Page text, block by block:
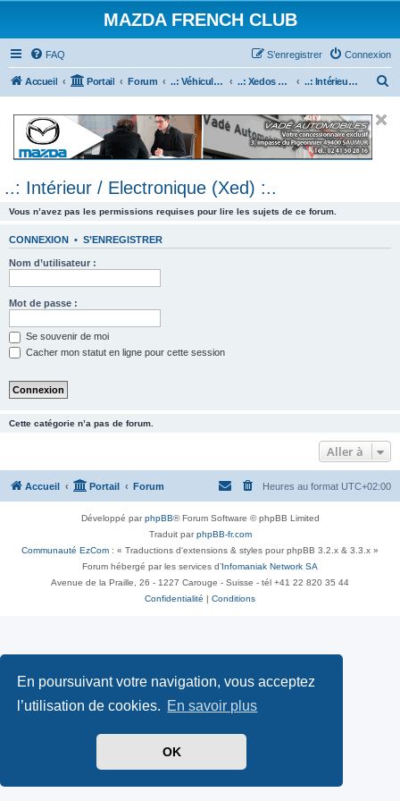
En poursuivant votre navigation, vous acceptez
l’utilisation de cookies. En savoir plus
OK
MAZDA FRENCH CLUB
FAQ Connexion
S’enregistrer
Accueil Portail Forum ..: Véhicules Mazda ancien (<2003) :.. ..: Xedos 6 & 9 :.. ..: Intérieur / Electronique (Xed) :..
e
..: Intérieur / Electronique (Xed) :..
Vous n’avez pas les permissions requises pour lire les sujets de ce forum.
CONNEXION • S’ENREGISTRER
Nom d’utilisateur :
Mot de passe :
Se souvenir de moi
Cacher mon statut en ligne pour cette session
Cette catégorie n’a pas de forum.
Aller à
Accueil Portail Forum Heures au format UTC+02:00
Développé parphpBB® Forum Software © phpBB Limited
Traduit parphpBB-fr.com
Communauté EzCom : « Traductions d'extensions & styles pour phpBB 3.2.x & 3.3.x »
Forum hébergé par les services d’ Infomaniak Network SA
Avenue de la Praille, 26 - 1227 Carouge - Suisse - tél +41 22 820 35 44
Confidentialité
Conditions